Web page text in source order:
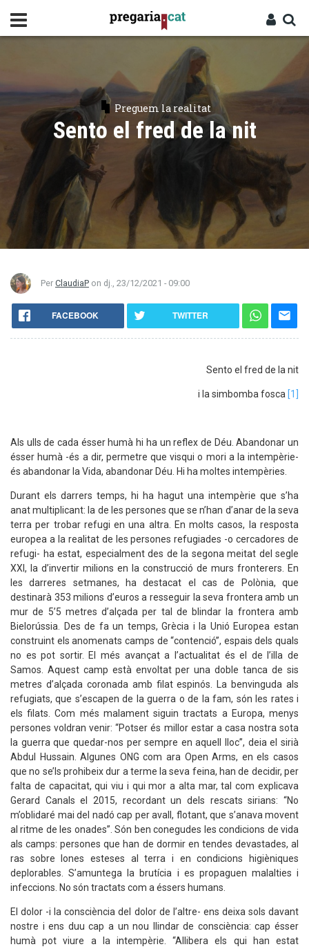
contingut
Preguem la realitat
Sento el fred de la nit
Per ClaudiaP on dj., 23/12/2021 - 09:00
FACEBOOK TWITTER
Sento el fred de la nit
i la simbomba fosca [1]
Als ulls de cada ésser humà hi ha un reflex de Déu. Abandonar un
ésser humà -és a dir, permetre que visqui o mori a la intempèrie-
és abandonar la Vida, abandonar Déu. Hi ha moltes intempèries.
Durant els darrers temps, hi ha hagut una intempèrie que s’ha
anat multiplicant: la de les persones que se n’han d’anar de la seva
terra per trobar refugi en una altra. En molts casos, la resposta
europea a la realitat de les persones refugiades -o cercadores de
refugi- ha estat, especialment des de la segona meitat del segle
XXI, la d’invertir milions en la construcció de murs fronterers. En
les darreres setmanes, ha destacat el cas de Polònia, que
destinarà 353 milions d’euros a resseguir la seva frontera amb un
mur de 5’5 metres d’alçada per tal de blindar la frontera amb
Bielorússia. Des de fa un temps, Grècia i la Unió Europea estan
construint els anomenats camps de “contenció”, espais dels quals
no es pot sortir. El més avançat a l’actualitat és el de l’illa de
Samos. Aquest camp està envoltat per una doble tanca de sis
metres d’alçada coronada amb filat espinós. La benvinguda als
refugiats, que s’escapen de la guerra o de la fam, són les rates i
els filats. Com més malament siguin tractats a Europa, menys
persones voldran venir: “Potser és millor estar a casa nostra sota
la guerra que quedar-nos per sempre en aquell lloc”, deia el sirià
Abdul Hussain. Algunes ONG com ara Open Arms, en els casos
que no se’ls prohibeix dur a terme la seva feina, han de decidir, per
falta de capacitat, qui viu i qui mor a alta mar, tal com explicava
Gerard Canals el 2015, recordant un dels rescats sirians: “No
m’oblidaré mai del nadó cap per avall, flotant, que s’anava movent
al ritme de les onades”. Són ben conegudes les condicions de vida
als camps: persones que han de dormir en tendes devastades, al
ras sobre lones esteses al terra i en condicions higièniques
deplorables. S’amuntega la brutícia i es propaguen malalties i
infeccions. No són tractats com a éssers humans.
El dolor -i la consciència del dolor de l’altre- ens deixa sols davant
nostre i ens duu cap a un nou llindar de consciència: cap ésser
humà pot viure a la intempèrie. “Allibera els qui han estat